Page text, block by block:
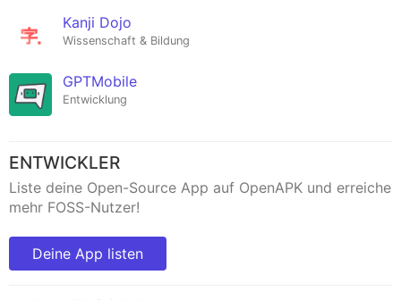
Kanji Dojo
Wissenschaft & Bildung
GPTMobile
Entwicklung
ENTWICKLER
Liste deine Open-Source App auf OpenAPK und erreiche
mehr FOSS-Nutzer!
Deine App listen